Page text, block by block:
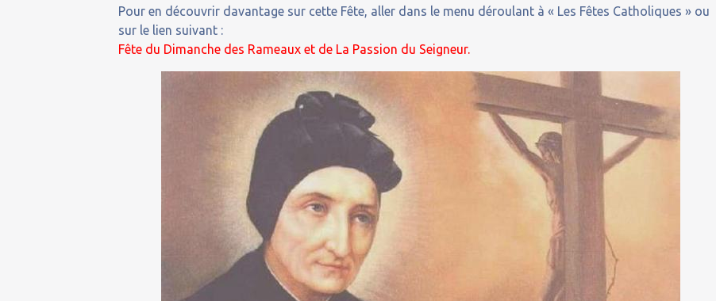
Pour en découvrir davantage sur cette Fête, aller dans le menu déroulant à « Les Fêtes Catholiques » ou
sur le lien suivant :
Fête du Dimanche des Rameaux et de La Passion du Seigneur.